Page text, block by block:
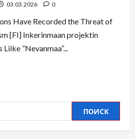
03.03.2026 0
Have Recorded the Threat of
[FI] Inkerinmaan projektin
”Nevanmaa”...